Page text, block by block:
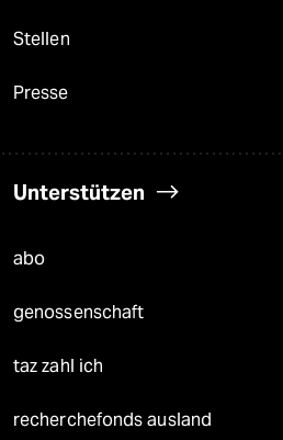
Stellen
Presse
Unterstützen
abo
genossenschaft
taz zahl ich
recherchefonds ausland